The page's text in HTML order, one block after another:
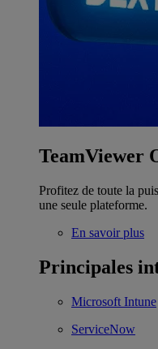
TeamViewer
Profitez de toute la
une seule plateforme.
En savoir plus
Principales
Microsoft Intune
ServiceNow